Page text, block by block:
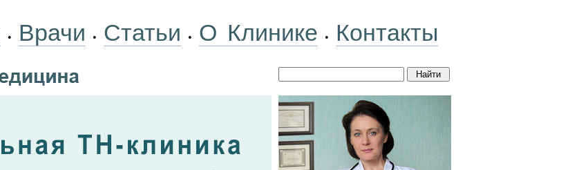
• Врачи • Статьи • О Клинике • Контакты